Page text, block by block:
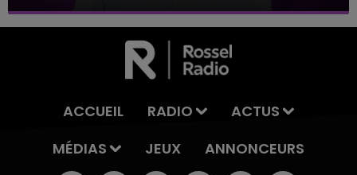
ACCUEIL RADIO
ACTUS
MÉDIAS
JEUX ANNONCEURS